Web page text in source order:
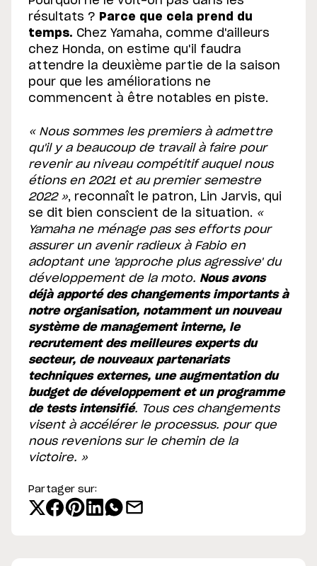
résultats ? Parce que cela prend du
temps. Chez Yamaha, comme d'ailleurs
chez Honda, on estime qu'il faudra
attendre la deuxième partie de la saison
pour que les améliorations ne
commencent à être notables en piste.
« Nous sommes les premiers à admettre
qu'il y a beaucoup de travail à faire pour
revenir au niveau compétitif auquel nous
étions en 2021 et au premier semestre
2022 », reconnaît le patron, Lin Jarvis, qui
se dit bien conscient de la situation. «
Yamaha ne ménage pas ses efforts pour
assurer un avenir radieux à Fabio en
adoptant une 'approche plus agressive' du
développement de la moto. Nous avons
déjà apporté des changements importants à
notre organisation, notamment un nouveau
système de management interne, le
recrutement des meilleures experts du
secteur, de nouveaux partenariats
techniques externes, une augmentation du
budget de développement et un programme
de tests intensifié. Tous ces changements
visent à accélérer le processus. pour que
nous revenions sur le chemin de la
victoire. »
Partager sur: